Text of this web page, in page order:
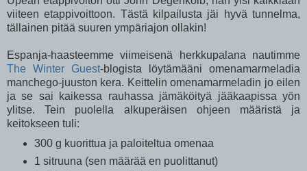
viiteen etappivoittoon. Tästä kilpailusta jäi hyvä tunnelma,
tällainen pitää suuren ympäriajon ollakin!
Espanja-haasteemme viimeisenä herkkupalana nautimme
The Winter Guest-blogista löytämääni omenamarmeladia
manchego-juuston kera. Keittelin omenamarmeladin jo eilen
ja se sai kaikessa rauhassa jämäköityä jääkaapissa yön
ylitse. Tein puolella alkuperäisen ohjeen määristä ja
keitokseen tuli:
300 g kuorittua ja paloiteltua omenaa
1 sitruuna (sen määrää en puolittanut)